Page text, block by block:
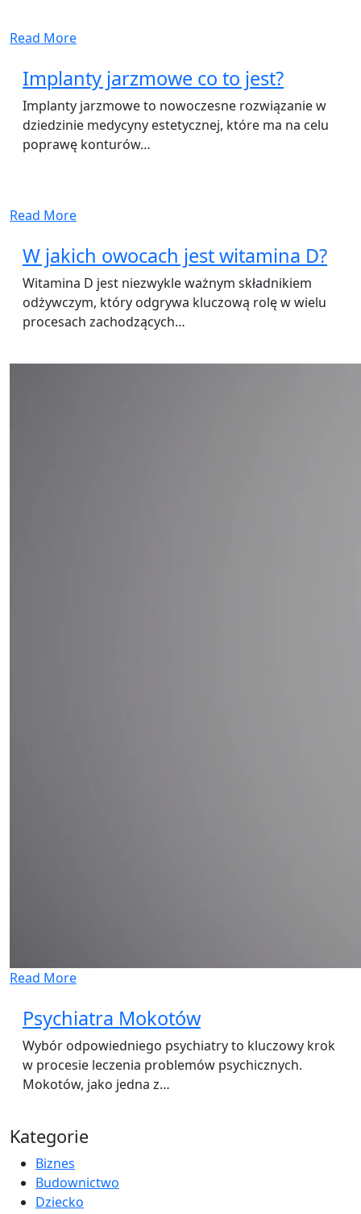
Read More
Implanty jarzmowe co to jest?
Implanty jarzmowe to nowoczesne rozwiązanie w
dziedzinie medycyny estetycznej, które ma na celu
poprawę konturów…
Read More
W jakich owocach jest witamina D?
Witamina D jest niezwykle ważnym składnikiem
odżywczym, który odgrywa kluczową rolę w wielu
procesach zachodzących…
Read More
Psychiatra Mokotów
Wybór odpowiedniego psychiatry to kluczowy krok
w procesie leczenia problemów psychicznych.
Mokotów, jako jedna z…
Kategorie
Biznes
Budownictwo
Dziecko